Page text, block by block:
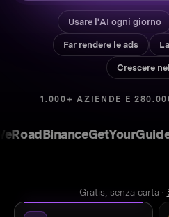
Usare l'AI ogni giorno
Far rendere le ads
Crescere
1.000+ AZIENDE E
BinanceGetYourGuideJet
Gratis, senza carta ·